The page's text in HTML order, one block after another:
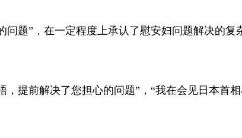
题”，在一定程度上承认了慰安妇问题解决的复
提前解决了您担心的问题”，“我在会见日本首